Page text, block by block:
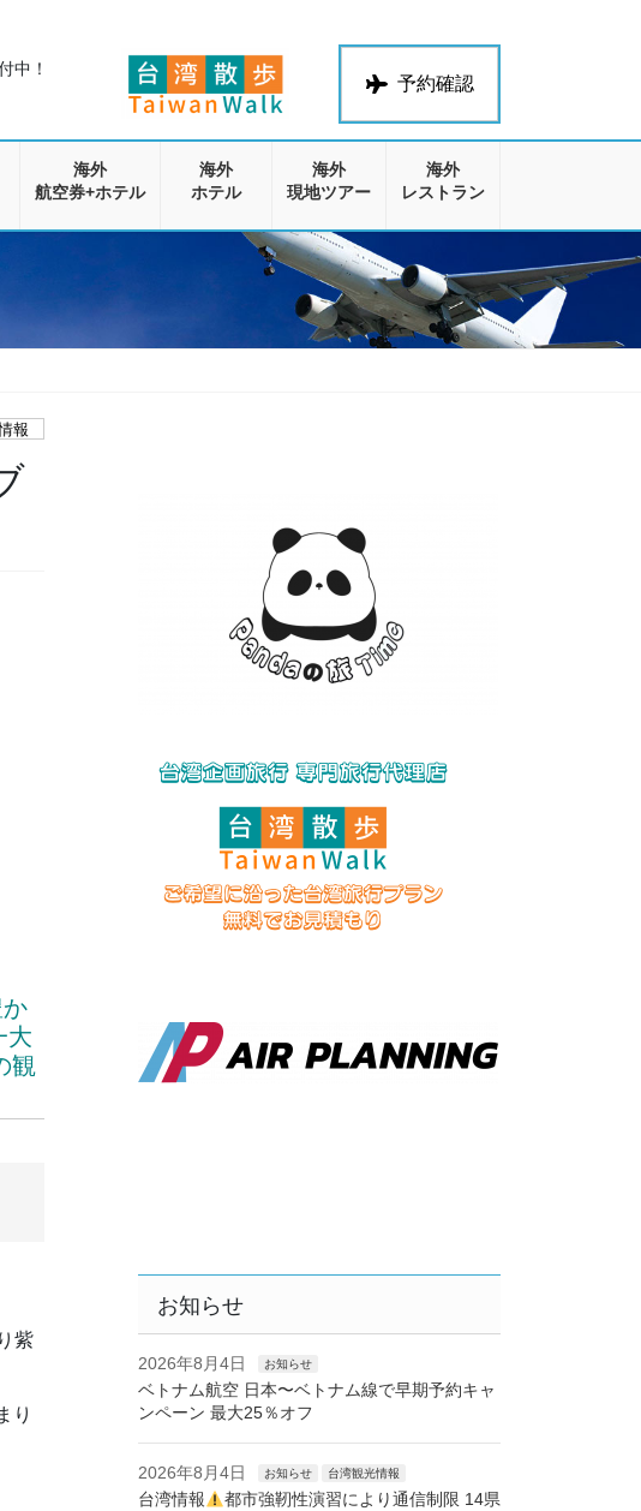
予約確認
中！
海外
航空券+ホテル
海外
ホテル
海外
現地ツアー
海外
レストラン
報
大
観
紫
り
お知らせ
2026年8月4日 お知らせ
ベトナム航空 日本〜ベトナム線で早期予約キャ
ンペーン 最大25％オフ
2026年8月4日 お知らせ 台湾観光情報
台湾情報
都市強靭性演習により通信制限 14県